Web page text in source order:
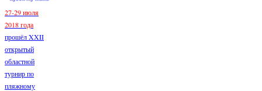
27-29 июля
2018 года
прошёл XXII
открытый
областной
турнир по
пляжному